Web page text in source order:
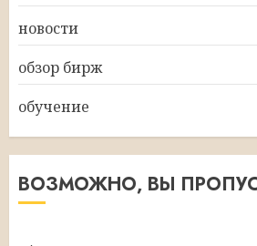
новости
обзор бирж
обучение
ВОЗМОЖНО, ВЫ